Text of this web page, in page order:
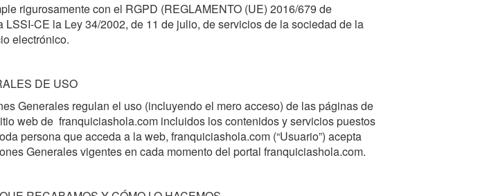
rigurosamente con el RGPD (REGLAMENTO (UE) 2016/679 de
CE la Ley 34/2002, de 11 de julio, de servicios de la sociedad de la
electrónico.
DE USO
Generales regulan el uso (incluyendo el mero acceso) de las páginas de
web de franquiciashola.com incluidos los contenidos y servicios puestos
persona que acceda a la web, franquiciashola.com (“Usuario”) acepta
Generales vigentes en cada momento del portal franquiciashola.com.